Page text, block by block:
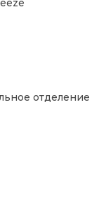
отделение